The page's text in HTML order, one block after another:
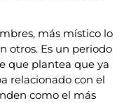
más místico lo
otros. Es un periodo
que plantea que ya
relacionado con el
como el más